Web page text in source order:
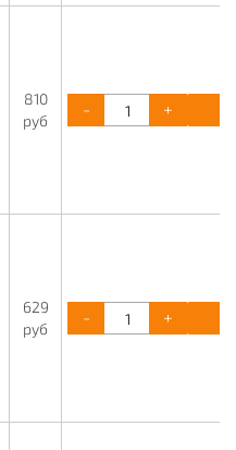
810
руб
- +
629
руб
- +